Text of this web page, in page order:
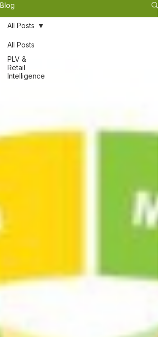
Blog
All Posts
PLV &
Retail
Intelligence
All Posts